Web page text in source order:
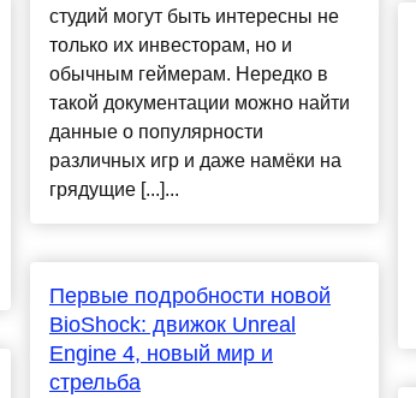
студий могут быть интересны не
только их инвесторам, но и
обычным геймерам. Нередко в
такой документации можно найти
данные о популярности
различных игр и даже намёки на
грядущие [...]...
Первые подробности новой
BioShock: движок Unreal
Engine 4, новый мир и
стрельба